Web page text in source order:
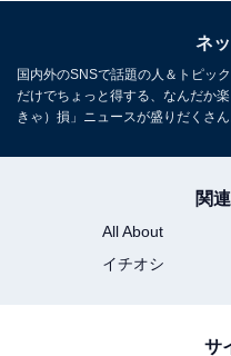
ネ
国内外のSNSで話題の人＆トピッ
だけでちょっと得する、なんだか
きゃ）損」ニュースが盛りだくさん
関
All About
イチオシ
サ